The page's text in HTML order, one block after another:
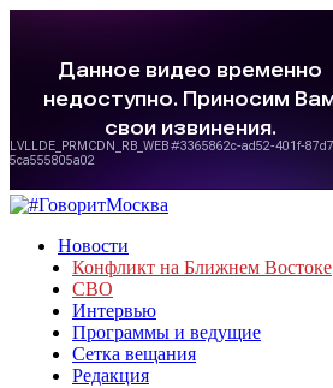
Новости
Конфликт на Ближнем Востоке
СВО
Интервью
Программы и ведущие
Сетка вещания
Редакция